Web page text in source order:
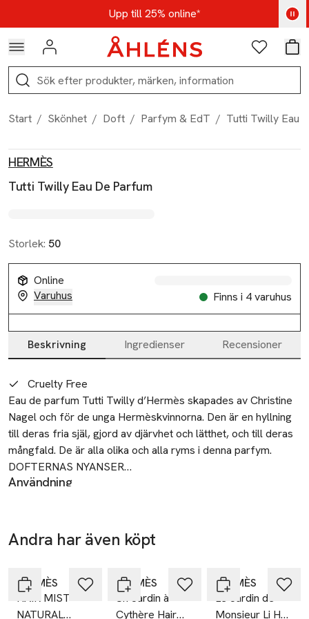
Hoppa till navigationsmenynUpp till 25% online*
Kod: AUG25 - Shoppa nu
Logga in Favoriter
Sök
Start / Skönhet / Doft / Parfym & EdT / Tutti Twilly Eau
HERMÈS
Tutti Twilly Eau De Parfum
Storlek: 50
Online
Varuhus
Finns i 4 varuhus
Beskrivning Ingredienser Recensioner
Beskrivning
Cruelty Free
Eau de parfum Tutti Twilly d’Hermès skapades av Christine
Nagel och för de unga Hermèskvinnorna. Den är en hyllning
till deras fria själ, gjord av djärvhet och lätthet, och till deras
mångfald. De är alla olika och alla ryms i denna parfym.
DOFTERNAS NYANSER
En blommig och fruktig eau de parfum med en generös
FÖREMÅLET
Den ikoniska flaskan i form av en lykta har designats av
inverterad skiftande litchiröd nyans. Den vita korken har ett
sidenband signerad Carine Brancowitz. Alla sidenband är
Användning
Hermès
rue Boissy d’Anglas
75008 Paris
France
Andra har även köpt
HERMÈS
HAIR MIST
NATURAL
HERMÈS
Un Jardin à
Cythère Hair
HERMÈS
Le Jardin de
Monsieur Li Hair